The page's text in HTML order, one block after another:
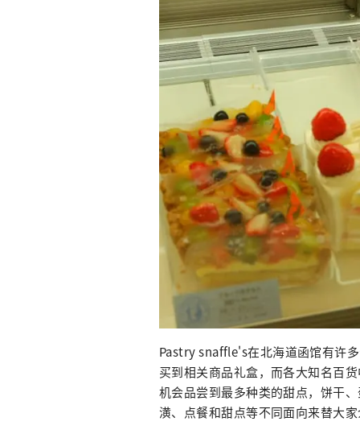
Pastry snaffle's在北海道函馆有许
买到相关商品礼盒，而各大知名百
机会品尝到最多种类的甜点，饼干
潢、点餐和甜点等不同面向来替大